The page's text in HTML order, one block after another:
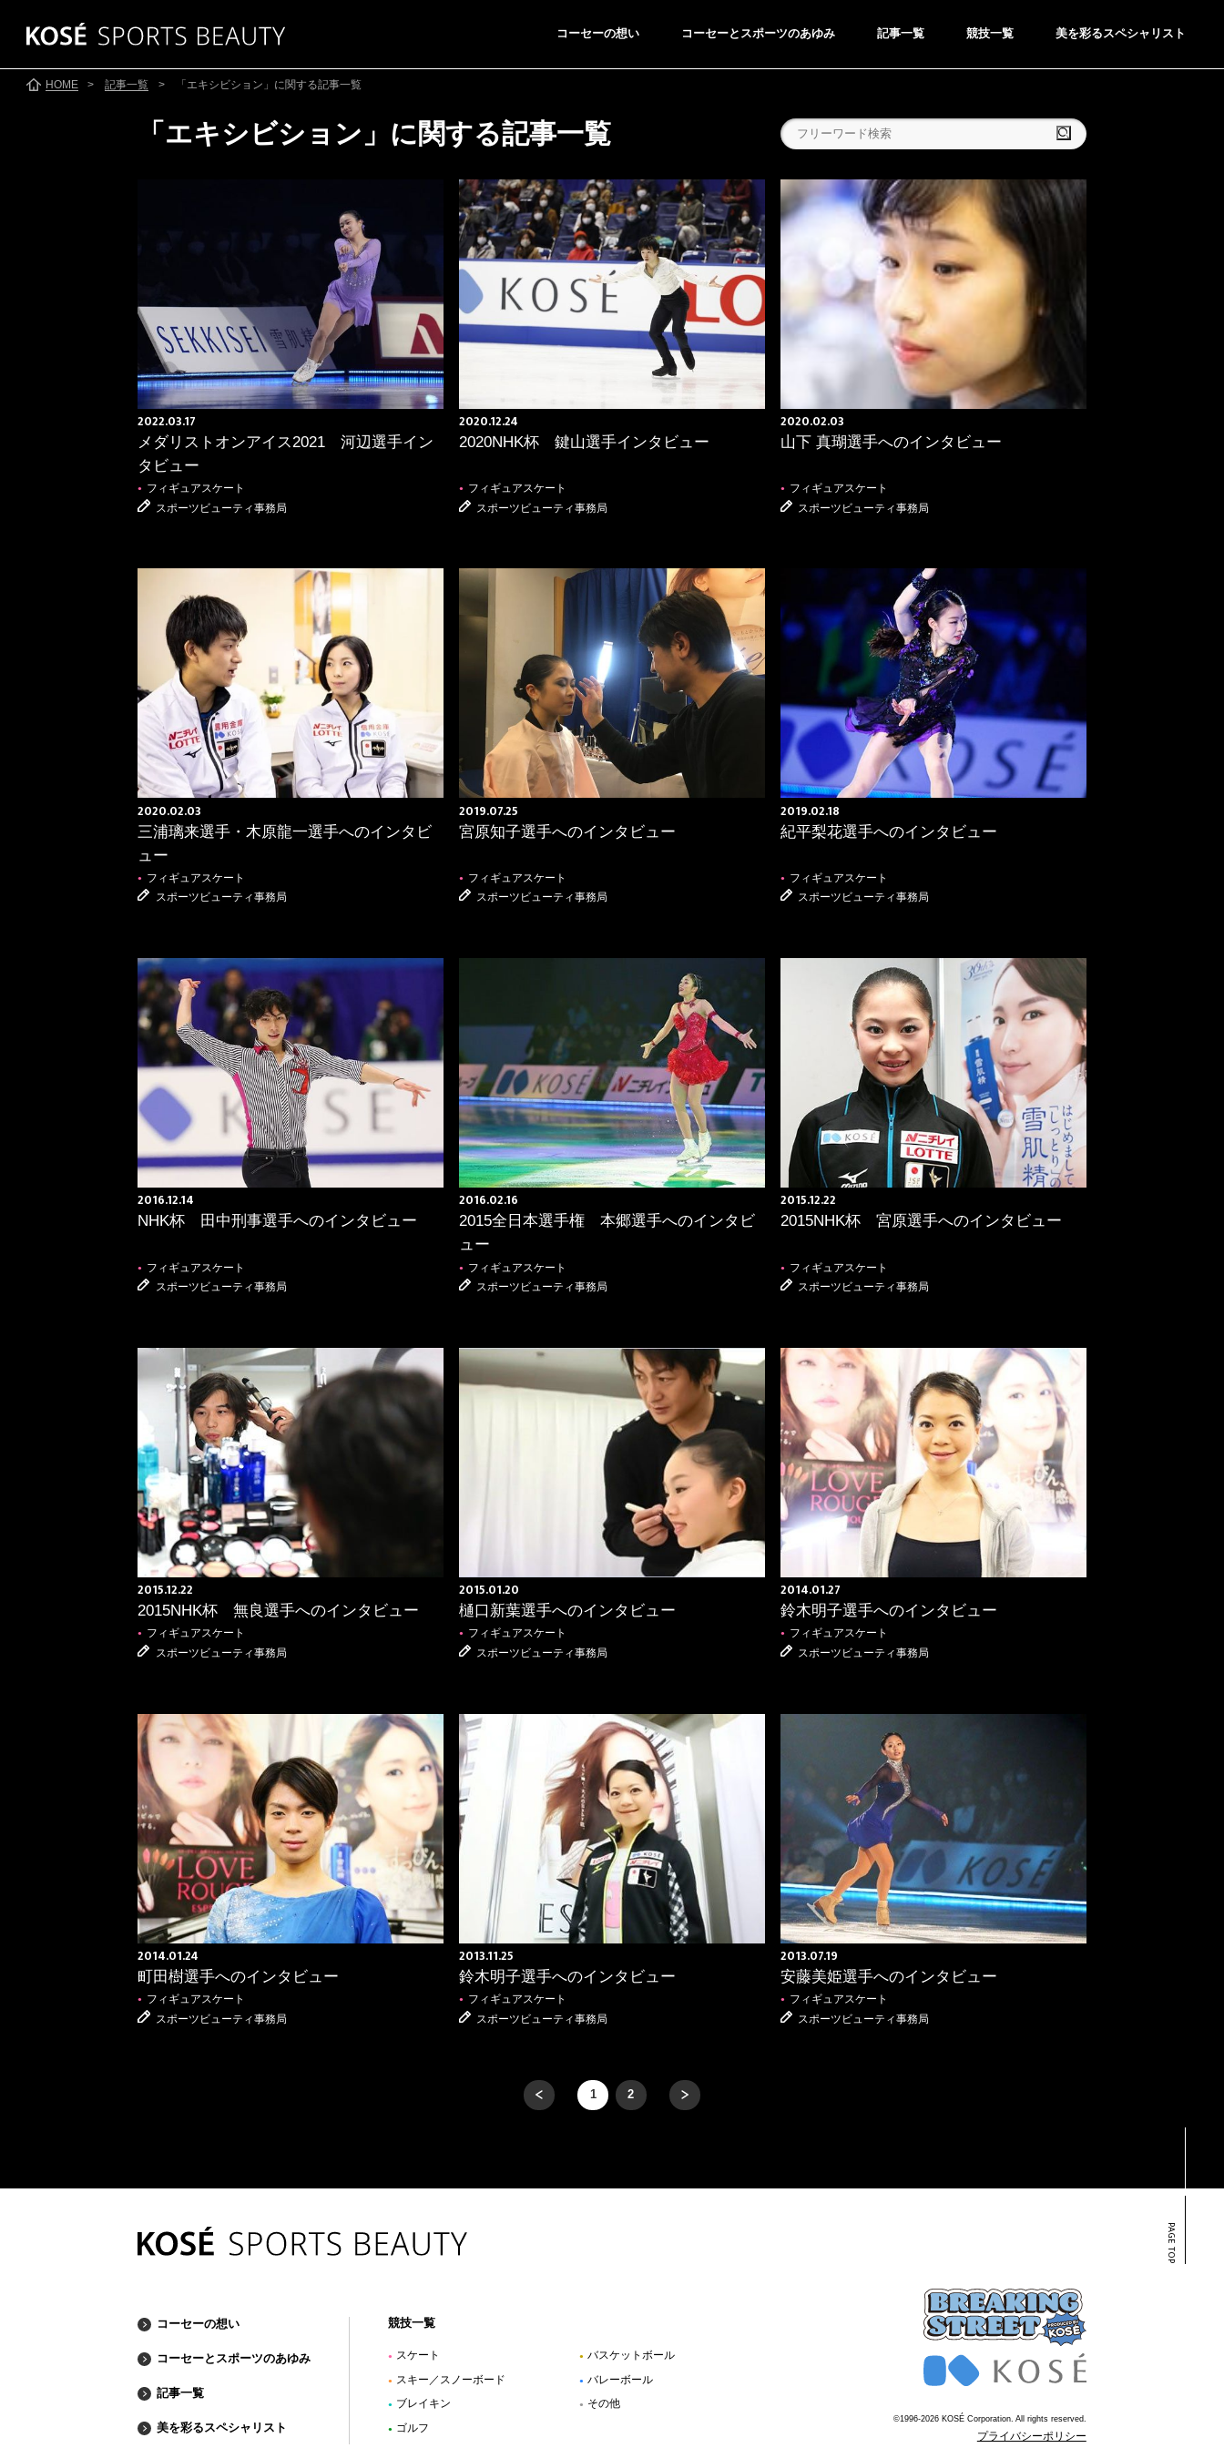
コーセーの想い コーセーとスポーツのあゆみ 記事一覧 競技一覧 美を彩るスペシャリスト
SKIING/SNOWBOARDING
スキー／スノーボード
BREAKING
● ブレイキン
BASKETBALL
バスケットボール
VOLLEYBALL OTHER SPORTS
● その他
HOME >記事一覧 > 「エキシビション」に関する記事一覧
「エキシビション」に関する記事一覧 検索
2022.03.17
メダリストオンアイス2021 河辺選手イン
タビュー
●
フィギュアスケート
スポーツビューティ事務局
2020.12.24
2020NHK杯 鍵山選手インタビュー
●
フィギュアスケート
スポーツビューティ事務局
2020.02.03
山下 真瑚選手へのインタビュー
●
フィギュアスケート
スポーツビューティ事務局
2020.02.03
三浦璃来選手・木原龍一選手へのインタビ
ュー
●
フィギュアスケート
スポーツビューティ事務局
2019.07.25
宮原知子選手へのインタビュー
●
フィギュアスケート
スポーツビューティ事務局
2019.02.18
紀平梨花選手へのインタビュー
●
フィギュアスケート
スポーツビューティ事務局
2016.12.14
NHK杯 田中刑事選手へのインタビュー
●
フィギュアスケート
スポーツビューティ事務局
2016.02.16
2015全日本選手権 本郷選手へのインタビ
ュー
●
フィギュアスケート
スポーツビューティ事務局
2015.12.22
2015NHK杯 宮原選手へのインタビュー
●
フィギュアスケート
スポーツビューティ事務局
2015.12.22
2015NHK杯 無良選手へのインタビュー
●
フィギュアスケート
スポーツビューティ事務局
2015.01.20
樋口新葉選手へのインタビュー
●
フィギュアスケート
スポーツビューティ事務局
2014.01.27
鈴木明子選手へのインタビュー
●
フィギュアスケート
スポーツビューティ事務局
2014.01.24
町田樹選手へのインタビュー
●
フィギュアスケート
スポーツビューティ事務局
2013.11.25
鈴木明子選手へのインタビュー
●
フィギュアスケート
スポーツビューティ事務局
2013.07.19
安藤美姫選手へのインタビュー
●
フィギュアスケート
スポーツビューティ事務局
前へ 1 2
PAGE TOP
コーセーの想い
コーセーとスポーツのあゆみ
記事一覧
美を彩るスペシャリスト
競技一覧
● スケート
● スキー／スノーボード
● ブレイキン
● ゴルフ
● バスケットボール
● バレーボール
● その他
©1996-2026KOSÉ Corporation. All rights reserved.
プライバシーポリシー